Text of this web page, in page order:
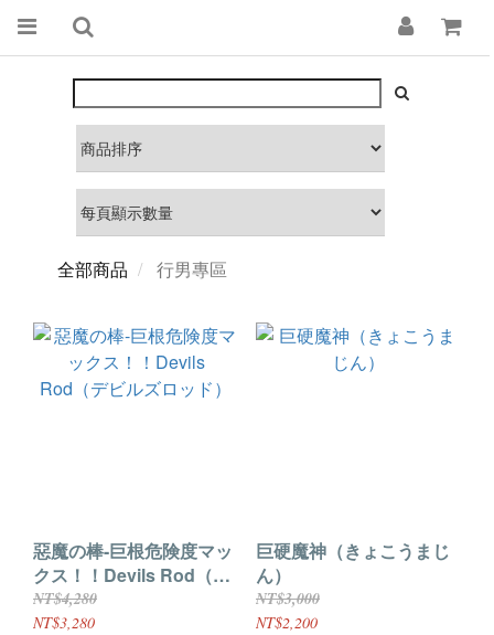
全部商品 行男專區
惡魔の棒-巨根危険度マッ
クス！！Devils Rod（デ
ビルズロッド）
NT$4,280
NT$3,280
巨硬魔神（きょこうまじ
ん）
NT$3,000
NT$2,200